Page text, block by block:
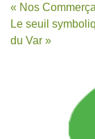
« Nos
Le seuil
du Var »